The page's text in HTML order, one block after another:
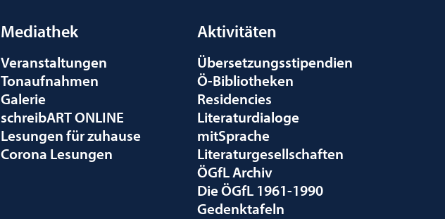
Mediathek
Veranstaltungen
Tonaufnahmen
Galerie
schreibART ONLINE
Lesungen für zuhause
Corona Lesungen
Aktivitäten
Übersetzungsstipendien
Ö-Bibliotheken
Residencies
Literaturdialoge
mitSprache
Literaturgesellschaften
ÖGfL Archiv
Die ÖGfL 1961-1990
Gedenktafeln